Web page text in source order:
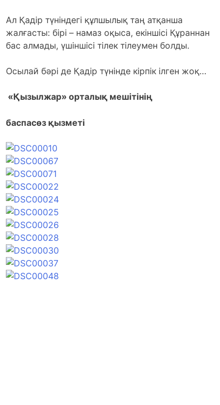
Ал Қадір түніндегі құлшылық таң атқанша
жалғасты: бірі – намаз оқыса, екіншісі Құраннан
бас алмады, үшіншісі тілек тілеумен болды.
Осылай бәрі де Қадір түнінде кірпік ілген жоқ…
«Қызылжар» орталық мешітінің
баспасөз қызметі